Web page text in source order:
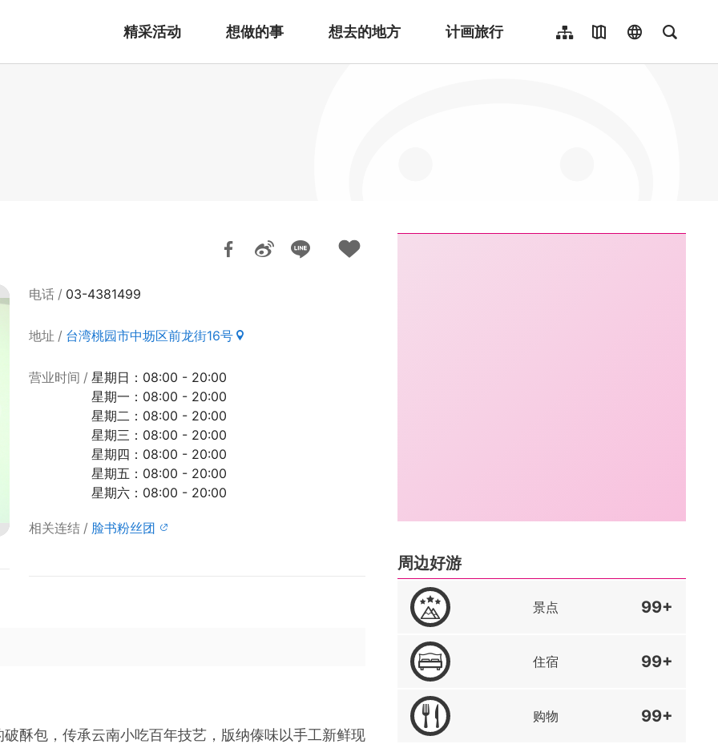
精采活动 想做的事 想去的地方 计画旅行
网站导览地图导览language全文检
电话 03-4381499
地址 台湾桃园市中坜区前龙街16号
营业时间
星期日：08:00 - 20:00
星期一：08:00 - 20:00
星期二：08:00 - 20:00
星期三：08:00 - 20:00
星期四：08:00 - 20:00
星期五：08:00 - 20:00
星期六：08:00 - 20:00
相关连结 脸书粉丝团
酥包，传承云南小吃百年技艺，版纳傣味以手工新鲜现
:::
周边好游
景点 99+
住宿 99+
购物 99+